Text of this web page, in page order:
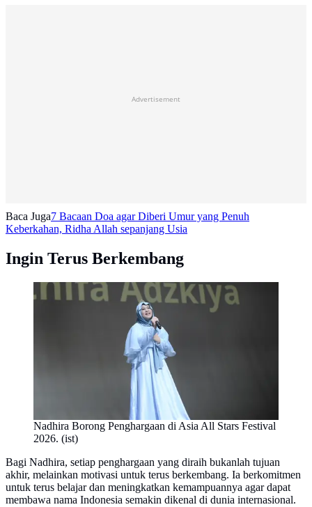
Advertisement
Baca Juga7 Bacaan Doa agar Diberi Umur yang Penuh
Keberkahan, Ridha Allah sepanjang Usia
Ingin Terus Berkembang
Nadhira Borong Penghargaan di Asia All Stars Festival
2026. (ist)
Bagi Nadhira, setiap penghargaan yang diraih bukanlah tujuan
akhir, melainkan motivasi untuk terus berkembang. Ia berkomitmen
untuk terus belajar dan meningkatkan kemampuannya agar dapat
membawa nama Indonesia semakin dikenal di dunia internasional.